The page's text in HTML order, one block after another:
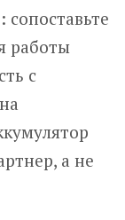
работы
с
а не